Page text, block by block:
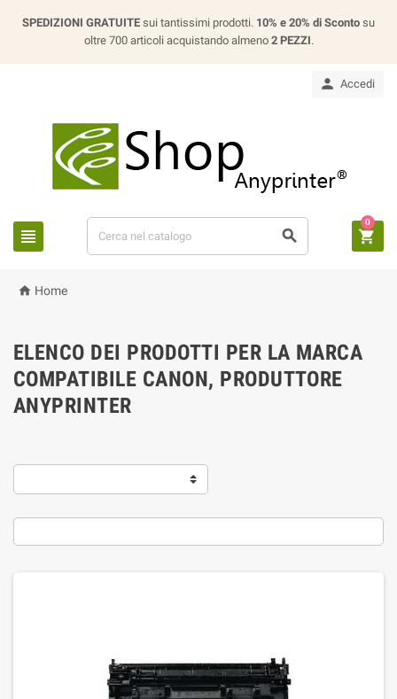
SPEDIZIONI GRATUITE sui tantissimi prodotti. 10% e 20% di Sconto su
oltre 700 articoli acquistando almeno 2 PEZZI.
 Accedi
  
0
 Home
ELENCO DEI PRODOTTI PER LA MARCA
COMPATIBILE CANON, PRODUTTORE
ANYPRINTER